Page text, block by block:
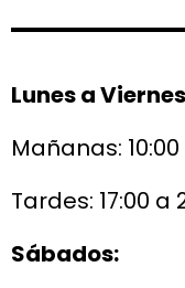
Lunes a
Mañanas: 10:00
Tardes: 17:00 a
Sábados: